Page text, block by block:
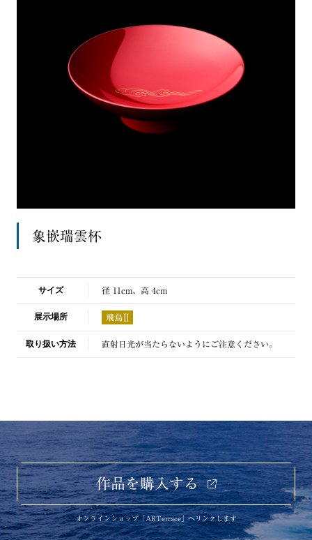
象嵌瑞雲杯
サイズ 径 11cm、高 4cm
展示場所
取り扱い方法 直射日光が当たらないようにご注意ください。
作品を購入する
オンラインショップ「ARTerrace」へリンクします